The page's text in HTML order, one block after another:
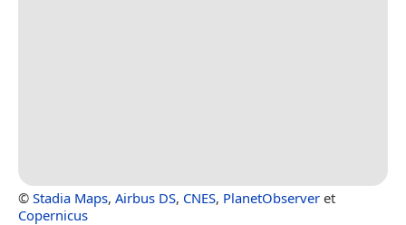
© Stadia Maps, Airbus DS, CNES, PlanetObserver et
Copernicus